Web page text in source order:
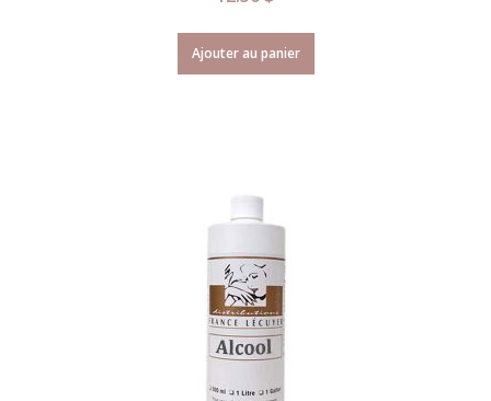
Ajouter au panier